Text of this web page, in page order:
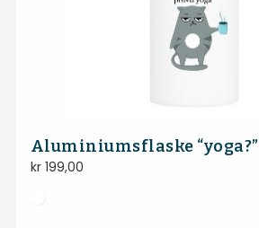
Aluminiumsflaske “yoga?”
kr199,00